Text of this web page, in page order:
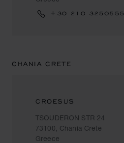
+30 210 3250555
CHANIA CRETE
CROESUS
TSOUDERON STR 24
73100, Chania Crete
Greece